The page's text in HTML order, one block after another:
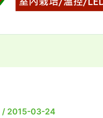
/ 2015-03-24